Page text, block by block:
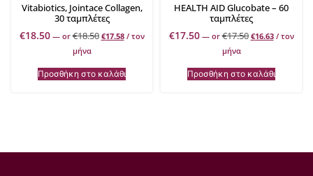
Vitabiotics, Jointace Collagen,
30 ταμπλέτες
€18.50 —or€18.50 €17.58 / τον
μήνα
Προσθήκη στο καλάθι
HEALTH AID Glucobate – 60
ταμπλέτες
€17.50 —or€17.50 €16.63 / τον
μήνα
Προσθήκη στο καλάθι